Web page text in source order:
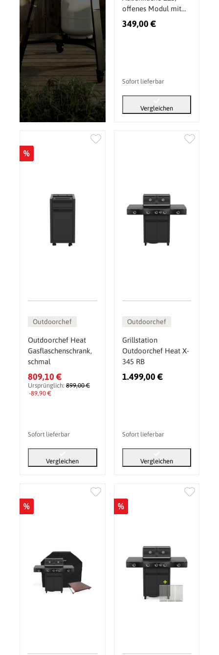
offenes Modul mit
Edelstahlplatte
349,00 €
Sofort lieferbar
Vergleichen
%
Outdoorchef
Outdoorchef Heat
Gasflaschenschrank,
schmal
809,10 €
Ursprünglich: 899,00 €
-89,90 €
Sofort lieferbar
Vergleichen
Outdoorchef
Grillstation
Outdoorchef Heat X-
345 RB
1.499,00 €
Sofort lieferbar
Vergleichen
% %